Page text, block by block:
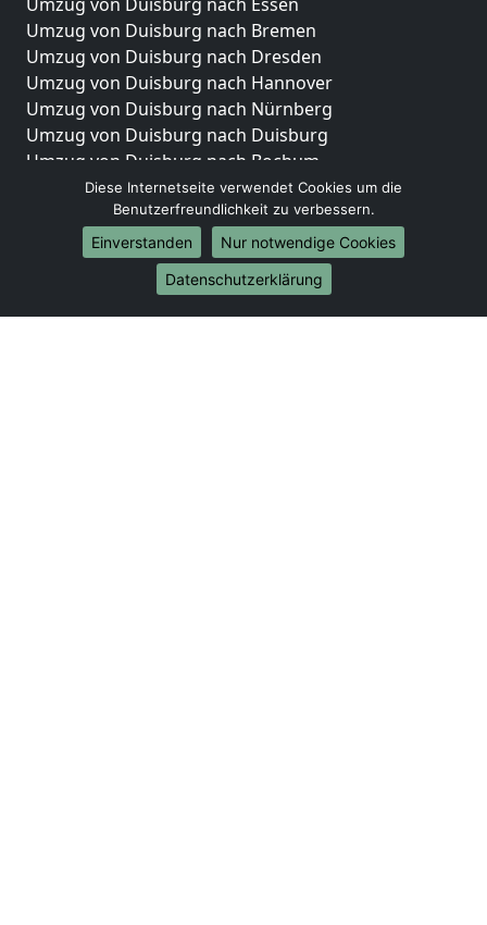
Umzug von Duisburg nach Bremen
Umzug von Duisburg nach Dresden
Umzug von Duisburg nach Hannover
Umzug von Duisburg nach Nürnberg
Umzug von Duisburg nach Duisburg
Umzug von Duisburg nach Bochum
Umzug von Duisburg nach Wuppertal
Umzug von Duisburg nach Bielefeld
Umzug von Duisburg nach Bonn
Umzug von Duisburg nach Münster
Diese Internetseite verwendet Cookies um die
Benutzerfreundlichkeit zu verbessern.
Einverstanden
Nur notwendige Cookies
Datenschutzerklärung